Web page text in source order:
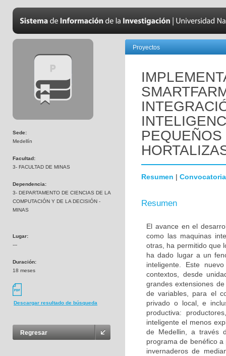
Sede:
Medellín
Facultad:
3- FACULTAD DE MINAS
Dependencia:
3- DEPARTAMENTO DE CIENCIAS DE LA
COMPUTACIÓN Y DE LA DECISIÓN -
MINAS
Lugar:
---
Duración:
18 meses
Descargar resultado de búsqueda
Regresar
Proyectos
Resumen | Convocatoria
Resumen
El avance en el
como las maquinas
otras, ha permitido que
ha dado lugar a un
inteligente. Este
contextos, desde
grandes extensiones
de variables, para el
privado o local, e
productiva:
inteligente el menos
de Medellin, a través
programa de benéfico
invernaderos de